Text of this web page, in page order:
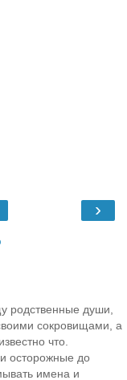
›
души,
сокровищами, а
что.
осторожные до
имена и